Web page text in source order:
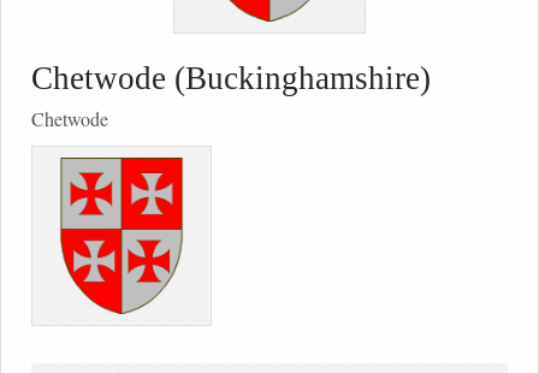
Chetwode (Buckinghamshire)
Chetwode